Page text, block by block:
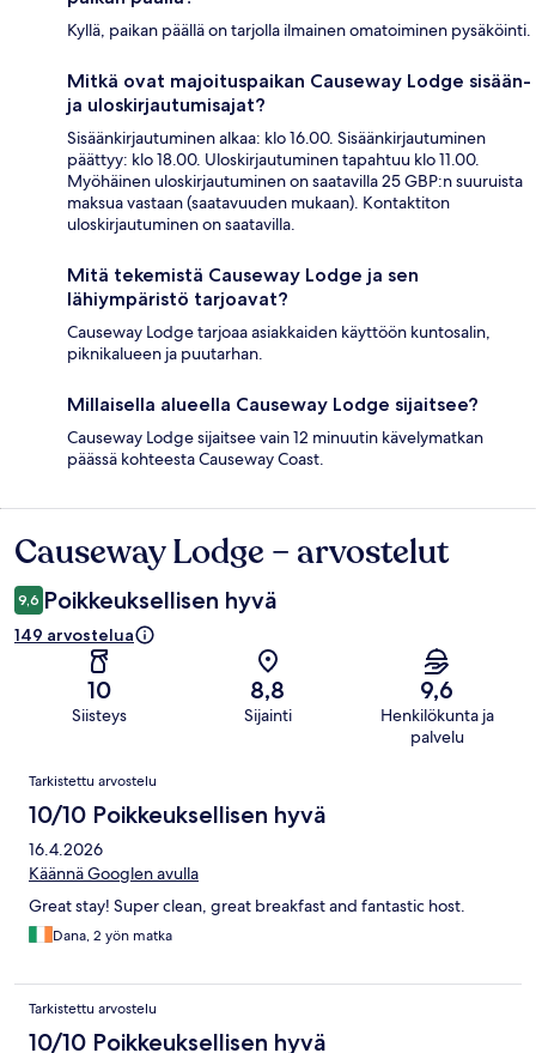
Kyllä, paikan päällä on tarjolla ilmainen omatoiminen pysäköinti.
Mitkä ovat majoituspaikan Causeway Lodge sisään-
ja uloskirjautumisajat?
Sisäänkirjautuminen alkaa: klo 16.00. Sisäänkirjautuminen
päättyy: klo 18.00. Uloskirjautuminen tapahtuu klo 11.00.
Myöhäinen uloskirjautuminen on saatavilla 25 GBP:n suuruista
maksua vastaan (saatavuuden mukaan). Kontaktiton
uloskirjautuminen on saatavilla.
Mitä tekemistä Causeway Lodge ja sen
lähiympäristö tarjoavat?
Causeway Lodge tarjoaa asiakkaiden käyttöön kuntosalin,
piknikalueen ja puutarhan.
Millaisella alueella Causeway Lodge sijaitsee?
Causeway Lodge sijaitsee vain 12 minuutin kävelymatkan
päässä kohteesta Causeway Coast.
Arvostelut
Causeway Lodge – arvostelut
9,6 Poikkeuksellisen hyvä
149 arvostelua
10
Siisteys
8,8
Sijainti
9,6
Henkilökunta ja
palvelu
Arvostelut
Tarkistettu arvostelu
10/10 Poikkeuksellisen hyvä
16.4.2026
Käännä Googlen avulla
Great stay! Super clean, great breakfast and fantastic host.
Dana, 2 yön matka
Tarkistettu arvostelu
10/10 Poikkeuksellisen hyvä